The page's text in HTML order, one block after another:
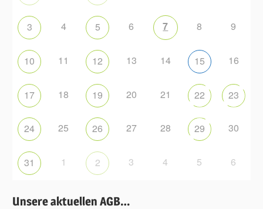
3 4 5 6 7 8 9
10 11 12 13 14 15 16
17 18 19 20 21 22 23
24 25 26 27 28 29 30
31 1 2 3 4 5 6
Unsere aktuellen AGB…